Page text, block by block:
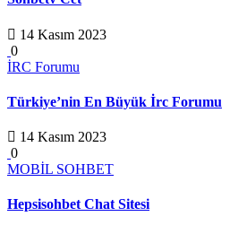
14 Kasım 2023
0
İRC Forumu
Türkiye’nin En Büyük İrc Forumu
14 Kasım 2023
0
MOBİL SOHBET
Hepsisohbet Chat Sitesi